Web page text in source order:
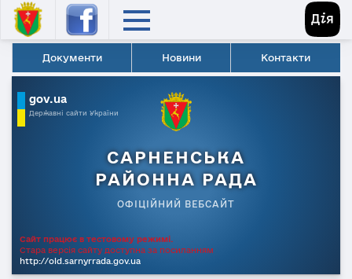
Документи Новини Контакти
gov.ua
Державні сайти України
САРНЕНСЬКА
РАЙОННА РАДА
ОФІЦІЙНИЙ ВЕБСАЙТ
Сайт працює в тестовому режимі.
Стара версія сайту доступна за посиланням
http://old.sarnyrrada.gov.ua